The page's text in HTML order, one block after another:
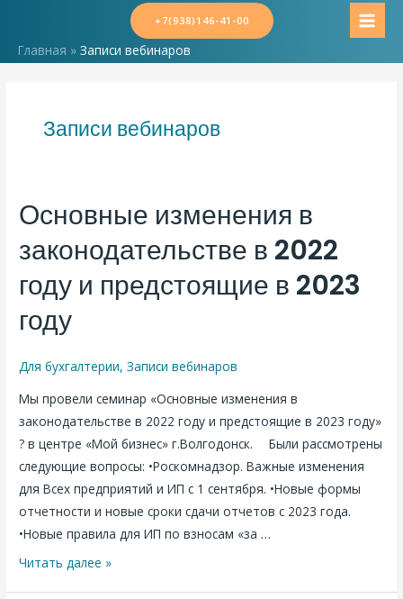
содержимому
+7(938)146-41-00
Главная Записи вебинаров
Записи вебинаров
Основные изменения в
законодательстве в 2022
году и предстоящие в 2023
году
Для бухгалтерии,Записи вебинаров
Мы провели семинар «Основные изменения в
законодательстве в 2022 году и предстоящие в 2023 году»
? в центре «Мой бизнес» г.Волгодонск. ⠀ Были рассмотрены
следующие вопросы: •Роскомнадзор. Важные изменения
для Всех предприятий и ИП с 1 сентября. •Новые формы
отчетности и новые сроки сдачи отчетов с 2023 года.
•Новые правила для ИП по взносам «за …
Основные
Читать далее »